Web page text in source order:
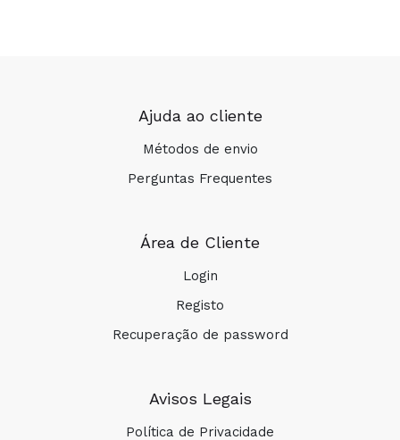
Ajuda ao cliente
Métodos de envio
Perguntas Frequentes
Área de Cliente
Login
Registo
Recuperação de password
Avisos Legais
Política de Privacidade